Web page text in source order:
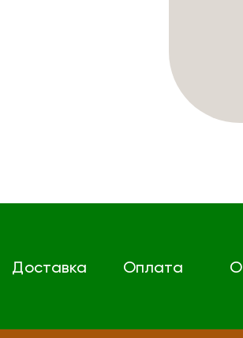
Доставка Оплата О